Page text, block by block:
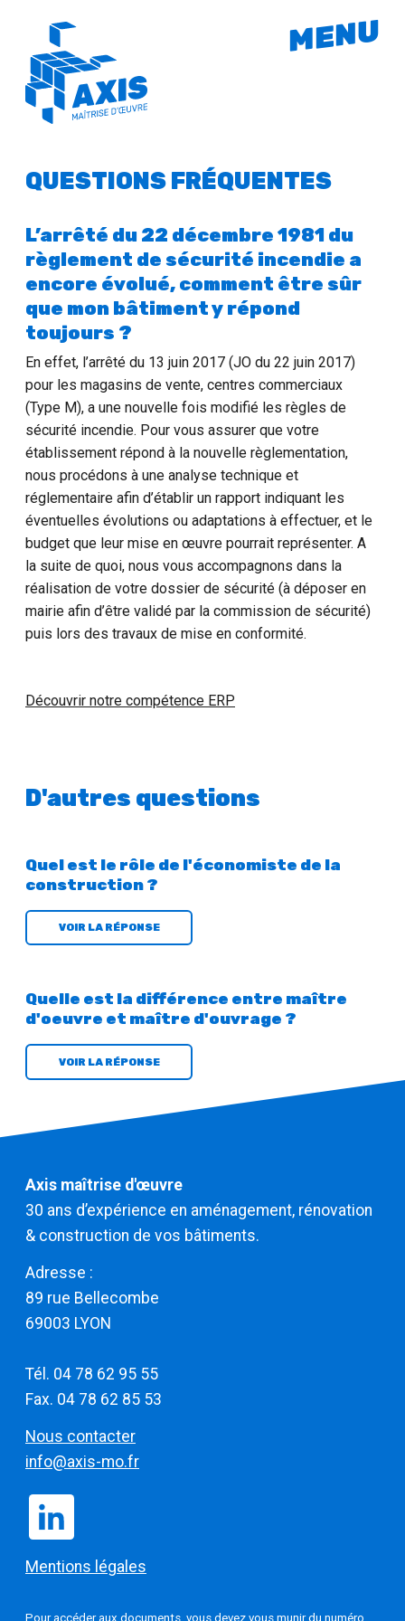
MENU
QUESTIONS FRÉQUENTES
L’arrêté du 22 décembre 1981 du
règlement de sécurité incendie a
encore évolué, comment être sûr
que mon bâtiment y répond
toujours ?
En effet, l’arrêté du 13 juin 2017 (JO du 22 juin 2017)
pour les magasins de vente, centres commerciaux
(Type M), a une nouvelle fois modifié les règles de
sécurité incendie. Pour vous assurer que votre
établissement répond à la nouvelle règlementation,
nous procédons à une analyse technique et
réglementaire afin d’établir un rapport indiquant les
éventuelles évolutions ou adaptations à effectuer, et le
budget que leur mise en œuvre pourrait représenter. A
la suite de quoi, nous vous accompagnons dans la
réalisation de votre dossier de sécurité (à déposer en
mairie afin d’être validé par la commission de sécurité)
puis lors des travaux de mise en conformité.
Découvrir notre compétence ERP
D'autres questions
Quel est le rôle de l'économiste de la
construction ?
VOIR LA RÉPONSE
Quelle est la différence entre maître
d'oeuvre et maître d'ouvrage ?
VOIR LA RÉPONSE
Axis maîtrise d'œuvre
30 ans d’expérience en aménagement, rénovation
& construction de vos bâtiments.
Adresse :
​​​​​​​89 rue Bellecombe
69003 LYON
Tél. 04 78 62 95 55
Fax. 04 78 62 85 53
Nous contacter
info@axis-mo.fr
Mentions légales
Pouraccéder aux documents , vous devez vous munir du numéro